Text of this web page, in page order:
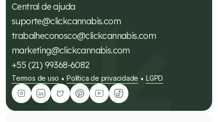
Central de ajuda
suporte@clickcannabis.com
trabalheconosco@clickcannabis.com
marketing@clickcannabis.com
+55 (21) 99368-6082
Termos de uso • Política de privacidade • LGPD